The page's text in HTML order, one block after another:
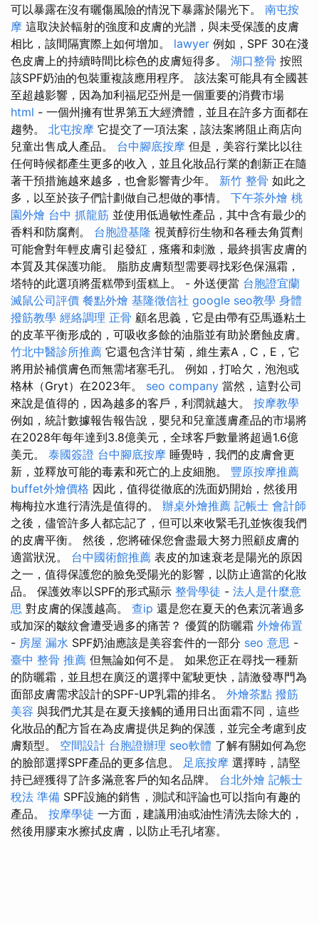
可以暴露在沒有曬傷風險的情況下暴露於陽光下。 南屯按
摩 這取決於輻射的強度和皮膚的光譜，與未受保護的皮膚
相比，該間隔實際上如何增加。 lawyer 例如，SPF 30在淺
色皮膚上的持續時間比棕色的皮膚短得多。 湖口整骨 按照
該SPF奶油的包裝重複該應用程序。 該法案可能具有全國甚
至超越影響，因為加利福尼亞州是一個重要的消費市場
html - 一個州擁有世界第五大經濟體，並且在許多方面都在
趨勢。 北屯按摩 它提交了一項法案，該法案將阻止商店向
兒童出售成人產品。 台中腳底按摩 但是，美容行業比以往
任何時候都產生更多的收入，並且化妝品行業的創新正在隨
著干預措施越來越多，也會影響青少年。 新竹 整骨 如此之
多，以至於孩子們計劃做自己想做的事情。 下午茶外燴 桃
園外燴 台中 抓龍筋 並使用低過敏性產品，其中含有最少的
香料和防腐劑。 台胞證基隆 視黃醇衍生物和各種去角質劑
可能會對年輕皮膚引起發紅，瘙癢和刺激，最終損害皮膚的
本質及其保護功能。 脂肪皮膚類型需要尋找彩色保濕霜，
塔特的此選項將蛋糕帶到蛋糕上。 - 外送便當 台胞證宜蘭
滅鼠公司評價 餐點外燴 基隆徵信社 google seo教學 身體
撥筋教學 經絡調理 正骨 顧名思義，它是由帶有亞馬遜粘土
的皮革平衡形成的，可吸收多餘的油脂並有助於磨蝕皮膚。
竹北中醫診所推薦 它還包含洋甘菊，維生素A，C，E，它
將用於補償膚色而無需堵塞毛孔。 例如，打哈欠，泡泡或
格林（Gryt）在2023年。 seo company 當然，這對公司
來說是值得的，因為越多的客戶，利潤就越大。 按摩教學
例如，統計數據報告報告說，嬰兒和兒童護膚產品的市場將
在2028年每年達到3.8億美元，全球客戶數量將超過1.6億
美元。 泰國簽證 台中腳底按摩 睡覺時，我們的皮膚會更
新，並釋放可能的毒素和死亡的上皮細胞。 豐原按摩推薦
buffet外燴價格 因此，值得從徹底的洗面奶開始，然後用
梅梅拉水進行清洗是值得的。 辦桌外燴推薦 記帳士 會計師
之後，儘管許多人都忘記了，但可以來收緊毛孔並恢復我們
的皮膚平衡。 然後，您將確保您會盡最大努力照顧皮膚的
適當狀況。 台中國術館推薦 表皮的加速衰老是陽光的原因
之一，值得保護您的臉免受陽光的影響，以防止適當的化妝
品。 保護效率以SPF的形式顯示 整骨學徒 - 法人是什麼意
思 對皮膚的保護越高。 查ip 還是您在夏天的色素沉著過多
或加深的皺紋會遭受過多的痛苦？ 優質的防曬霜 外燴佈置
- 房屋 漏水 SPF奶油應該是美容套件的一部分 seo 意思 -
臺中 整骨 推薦 但無論如何不是。 如果您正在尋找一種新
的防曬霜，並且想在廣泛的選擇中駕駛更快，請激發專門為
面部皮膚需求設計的SPF-UP乳霜的排名。 外燴茶點 撥筋
美容 與我們尤其是在夏天接觸的通用日出面霜不同，這些
化妝品的配方旨在為皮膚提供足夠的保護，並完全考慮到皮
膚類型。 空間設計 台胞證辦理 seo軟體 了解有關如何為您
的臉部選擇SPF產品的更多信息。 足底按摩 選擇時，請堅
持已經獲得了許多滿意客戶的知名品牌。 台北外燴 記帳士
稅法 準備 SPF設施的銷售，測試和評論也可以指向有趣的
產品。 按摩學徒 一方面，建議用油或油性清洗去除大的，
然後用膠束水擦拭皮膚，以防止毛孔堵塞。